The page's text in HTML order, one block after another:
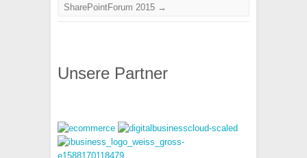
SharePointForum 2015 →
Unsere Partner